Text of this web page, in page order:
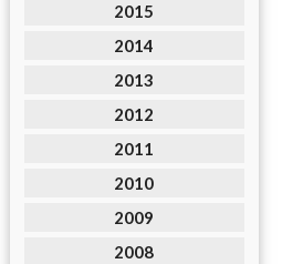
2015
2014
2013
2012
2011
2010
2009
2008